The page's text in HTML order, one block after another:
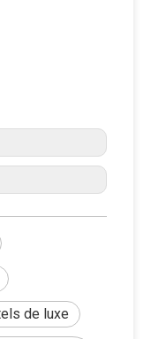
de luxe